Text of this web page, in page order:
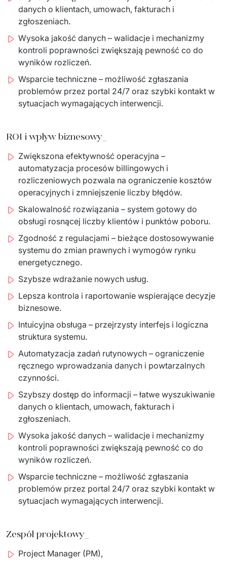
danych o klientach, umowach, fakturach i
zgłoszeniach.
Wysoka jakość danych – walidacje i mechanizmy
kontroli poprawności zwiększają pewność co do
wyników rozliczeń.
Wsparcie techniczne – możliwość zgłaszania
problemów przez portal 24/7 oraz szybki kontakt w
sytuacjach wymagających interwencji.
ROI i wpływ biznesowy_
Zwiększona efektywność operacyjna –
automatyzacja procesów billingowych i
rozliczeniowych pozwala na ograniczenie kosztów
operacyjnych i zmniejszenie liczby błędów.
Skalowalność rozwiązania – system gotowy do
obsługi rosnącej liczby klientów i punktów poboru.
Zgodność z regulacjami – bieżące dostosowywanie
systemu do zmian prawnych i wymogów rynku
energetycznego.
Szybsze wdrażanie nowych usług.
Lepsza kontrola i raportowanie wspierające decyzje
biznesowe.
Intuicyjna obsługa – przejrzysty interfejs i logiczna
struktura systemu.
Automatyzacja zadań rutynowych – ograniczenie
ręcznego wprowadzania danych i powtarzalnych
czynności.
Szybszy dostęp do informacji – łatwe wyszukiwanie
danych o klientach, umowach, fakturach i
zgłoszeniach.
Wysoka jakość danych – walidacje i mechanizmy
kontroli poprawności zwiększają pewność co do
wyników rozliczeń.
Wsparcie techniczne – możliwość zgłaszania
problemów przez portal 24/7 oraz szybki kontakt w
sytuacjach wymagających interwencji.
Zespół projektowy_
Project Manager (PM),